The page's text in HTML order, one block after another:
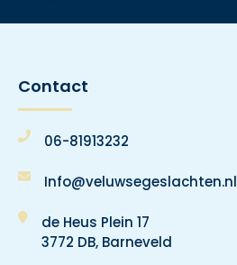
Contact
06-81913232
Info@veluwsegeslachten.nl
de Heus Plein 17
3772 DB, Barneveld